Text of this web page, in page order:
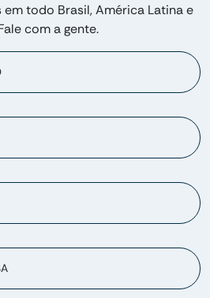
todo Brasil, América Latina e
com a gente.